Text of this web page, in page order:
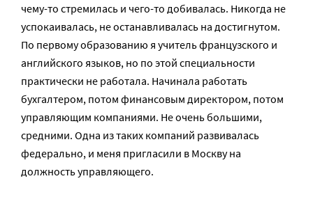
чему-то стремилась и чего-то добивалась. Никогда не
успокаивалась, не останавливалась на достигнутом.
По первому образованию я учитель французского и
английского языков, но по этой специальности
практически не работала. Начинала работать
бухгалтером, потом финансовым директором, потом
управляющим компаниями. Не очень большими,
средними. Одна из таких компаний развивалась
федерально, и меня пригласили в Москву на
должность управляющего.